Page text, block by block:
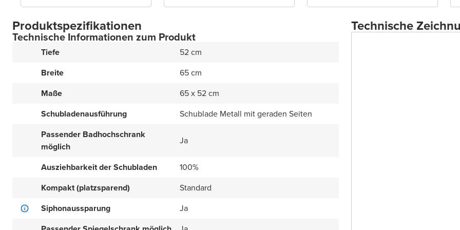
Produktspezifikationen
Technische Informationen zum Produkt
Tiefe
52 cm
Breite
65 cm
Maße
65 x 52 cm
Schubladenausführung
Schublade Metall mit geraden Seiten
Passender Badhochschrank
möglich
Ja
Ausziehbarkeit der Schubladen
100%
Kompakt (platzsparend)
Standard
Siphonaussparung
Ja
Technische